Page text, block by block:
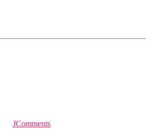
JComments